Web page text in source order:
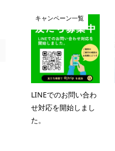
キャンペーン一覧
LINEでのお問い合わ
せ対応を開始しまし
た。